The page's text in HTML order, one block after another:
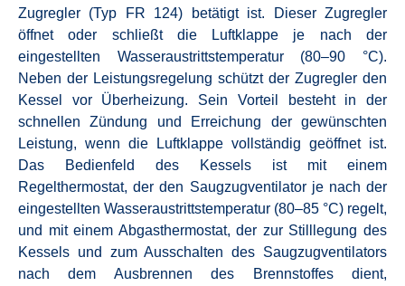
Zugregler (Typ FR 124) betätigt ist. Dieser Zugregler
öffnet oder schließt die Luftklappe je nach der
eingestellten Wasseraustrittstemperatur (80–90 °C).
Neben der Leistungsregelung schützt der Zugregler den
Kessel vor Überheizung. Sein Vorteil besteht in der
schnellen Zündung und Erreichung der gewünschten
Leistung, wenn die Luftklappe vollständig geöffnet ist.
Das Bedienfeld des Kessels ist mit einem
Regelthermostat, der den Saugzugventilator je nach der
eingestellten Wasseraustrittstemperatur (80–85 °C) regelt,
und mit einem Abgasthermostat, der zur Stilllegung des
Kessels und zum Ausschalten des Saugzugventilators
nach dem Ausbrennen des Brennstoffes dient,